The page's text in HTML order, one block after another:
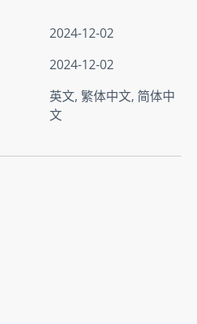
2024-12-02
2024-12-02
英文, 繁体中文, 简体中
文